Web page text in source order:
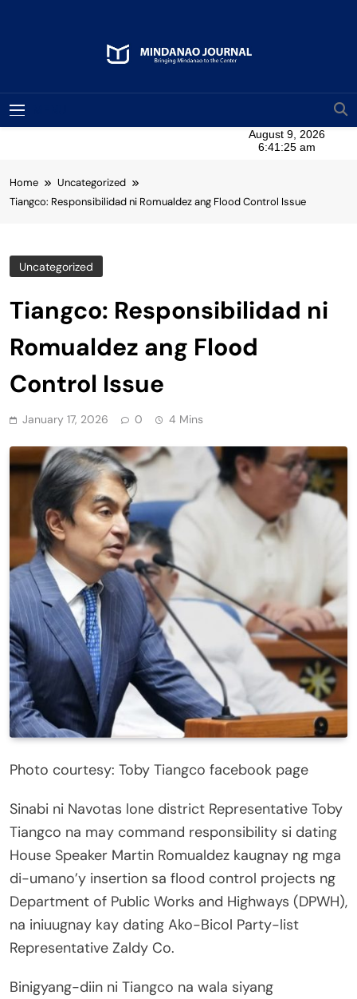
Mindanao Journal
Home
Uncategorized
Tiangco: Responsibilidad ni Romualdez ang Flood Control Issue
Uncategorized
Tiangco: Responsibilidad ni
Romualdez ang Flood
Control Issue
January 17, 2026 0 4 Mins
Photo courtesy: Toby Tiangco facebook page
Sinabi ni Navotas lone district Representative Toby
Tiangco na may command responsibility si dating
House Speaker Martin Romualdez kaugnay ng mga
di-umano’y insertion sa flood control projects ng
Department of Public Works and Highways (DPWH),
na iniuugnay kay dating Ako-Bicol Party-list
Representative Zaldy Co.
Binigyang-diin ni Tiangco na wala siyang